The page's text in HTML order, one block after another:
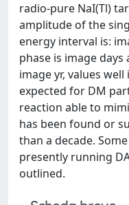
radio-pure NaI(Tl)
amplitude of the
energy interval is:
phase is image
image yr, values
expected for DM
reaction able to
has been found or
than a decade.
presently running
outlined.